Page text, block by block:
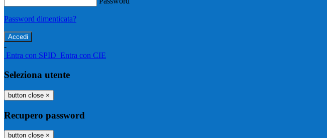
Password dimenticata?
-
Entra con SPID Entra con CIE
Seleziona utente
button close ×
Recupero password
button close ×